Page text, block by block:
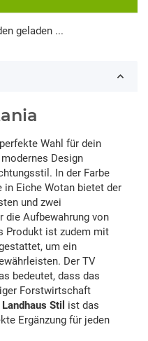
geladen ...
Wahl für dein
Design
In der Farbe
Eiche Wotan bietet der
und zwei
die Aufbewahrung von
Produkt ist zudem mit
um ein
Der TV
bedeutet, dass das
Forstwirtschaft
Landhaus Stil ist das
Ergänzung für jeden